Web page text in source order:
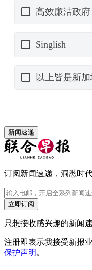
新闻速递
订阅新闻速递，洞悉时代
立即订阅
只想接收感兴趣的新闻
注册即表示我接受新报
保护声明 。